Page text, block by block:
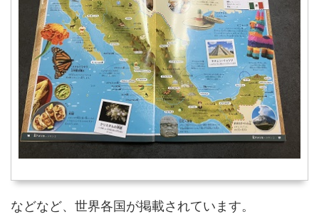
などなど、世界各国が掲載されています。